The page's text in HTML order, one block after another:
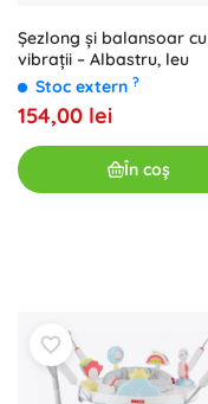
Șezlong și balansoar cu
vibrații – Albastru, leu
Stoc extern ?
154,00 lei
În coș